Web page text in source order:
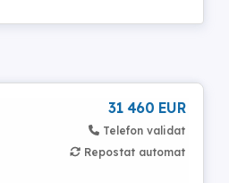
31 460 EUR
Telefon validat
Repostat automat